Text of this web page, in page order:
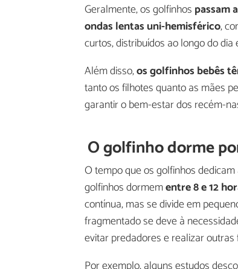
Geralmente, os golfinhos passam
ondas lentas uni-hemisférico,
curtos, distribuídos ao longo do
Além disso,os golfinhos bebês
tanto os filhotes quanto as mães
garantir o bem-estar dos recém-
O golfinho dorme
O tempo que os golfinhos
golfinhos dormementre 8 e 12
contínua, mas se divide em
fragmentado se deve à
evitar predadores e realizar